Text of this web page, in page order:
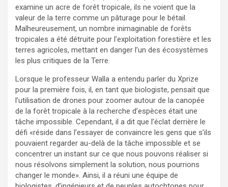
examine un acre de forêt tropicale, ils ne voient que la
valeur de la terre comme un pâturage pour le bétail.
Malheureusement, un nombre inimaginable de forêts
tropicales a été détruite pour l’exploitation forestière et les
terres agricoles, mettant en danger l’un des écosystèmes
les plus critiques de la Terre.
Lorsque le professeur Walla a entendu parler du Xprize
pour la première fois, il, en tant que biologiste, pensait que
l’utilisation de drones pour zoomer autour de la canopée
de la forêt tropicale à la recherche d’espèces était une
tâche impossible. Cependant, il a dit que l’éclat derrière le
défi «réside dans l’essayer de convaincre les gens que s’ils
pouvaient regarder au-delà de la tâche impossible et se
concentrer un instant sur ce que nous pouvons réaliser si
nous résolvons simplement la solution, nous pourrions
changer le monde». Ainsi, il a réuni une équipe de